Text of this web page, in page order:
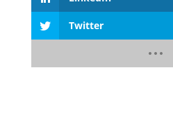
Twitter